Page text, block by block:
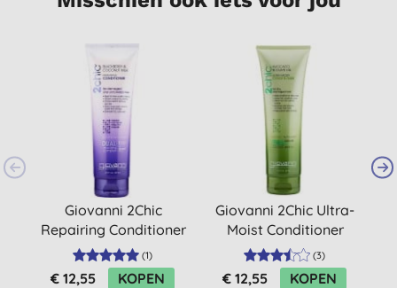
Giovanni 2Chic
Repairing Conditioner
(1)
€ 12,55 KOPEN
Giovanni 2Chic Ultra-
Moist Conditioner
(droog, beschadigd
haar)
(3)
€ 12,55 KOPEN